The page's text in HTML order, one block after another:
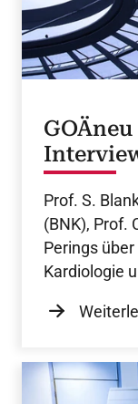
Prof. S.
(BNK), Prof.
Perings
Kardiologie